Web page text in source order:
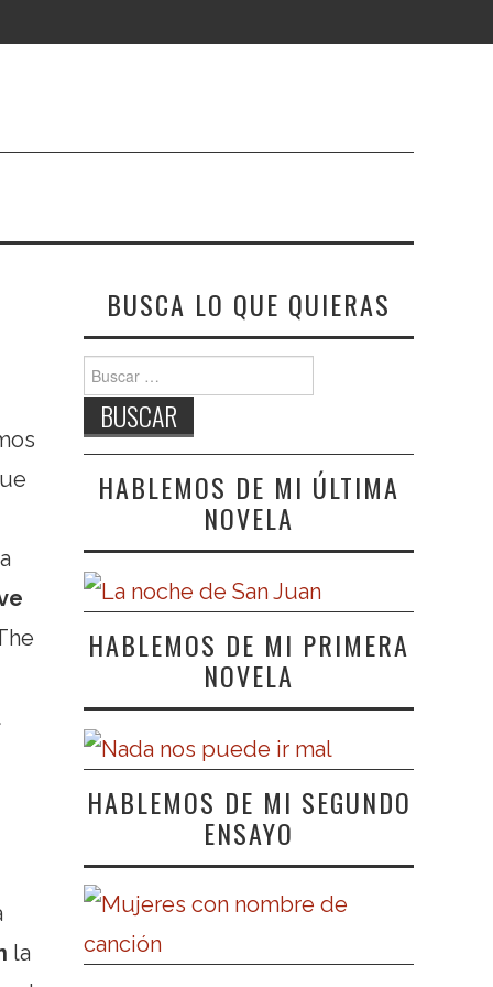
la
BUSCA LO QUE QUIERAS
Buscar:
HABLEMOS DE MI ÚLTIMA
NOVELA
HABLEMOS DE MI PRIMERA
NOVELA
HABLEMOS DE MI SEGUNDO
ENSAYO